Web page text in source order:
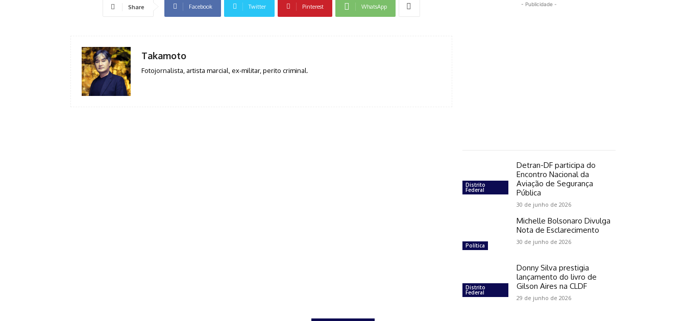
Share Facebook Twitter Pinterest WhatsApp
Takamoto
Fotojornalista, artista marcial, ex-militar, perito criminal.
- Publicidade -
Distrito
Federal
Detran-DF participa do
Encontro Nacional da
Aviação de Segurança
Pública
30 de junho de 2026
Política
Michelle Bolsonaro Divulga
Nota de Esclarecimento
30 de junho de 2026
Distrito
Federal
Donny Silva prestigia
lançamento do livro de
Gilson Aires na CLDF
29 de junho de 2026